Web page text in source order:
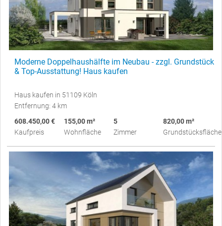
Moderne Doppelhaushälfte im Neubau - zzgl. Grundstück
& Top-Ausstattung! Haus kaufen
Haus kaufen in 51109 Köln
Entfernung: 4 km
608.450,00 €
Kaufpreis
155,00 m²
Wohnfläche
5
Zimmer
820,00 m²
Grundstücksfläche